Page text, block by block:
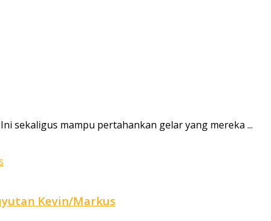
sekaligus mampu pertahankan gelar yang mereka ...
Kevin/Markus